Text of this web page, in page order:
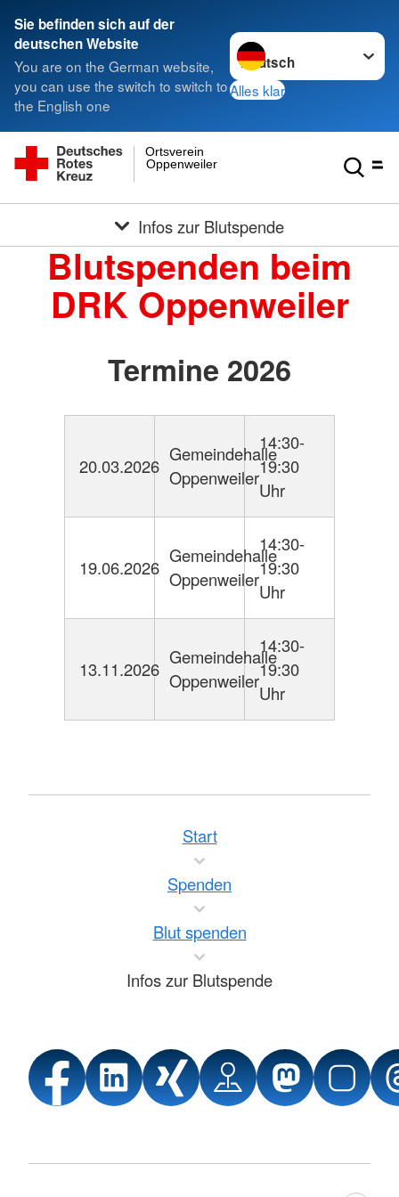
Sie befinden sich auf der
deutschen Website
You are on the German website,
you can use the switch to switch to
the English one
Sprache wechseln zu
Alles klar
Oppenweiler
Ortsverein
Infos zur Blutspende
Blutspenden beim
DRK Oppenweiler
Termine 2026
20.03.2026
Gemeindehalle
Oppenweiler
14:30-
19:30
Uhr
19.06.2026
Gemeindehalle
Oppenweiler
14:30-
19:30
Uhr
13.11.2026
Gemeindehalle
Oppenweiler
14:30-
19:30
Uhr
Start
Spenden
Blut spenden
Infos zur Blutspende